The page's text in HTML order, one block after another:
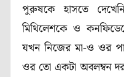
পুরুষকে হাসতে
মিথিলেশকে ও
যখন নিজের মা-ও ওর
ওর তো একটা অবলম্বন